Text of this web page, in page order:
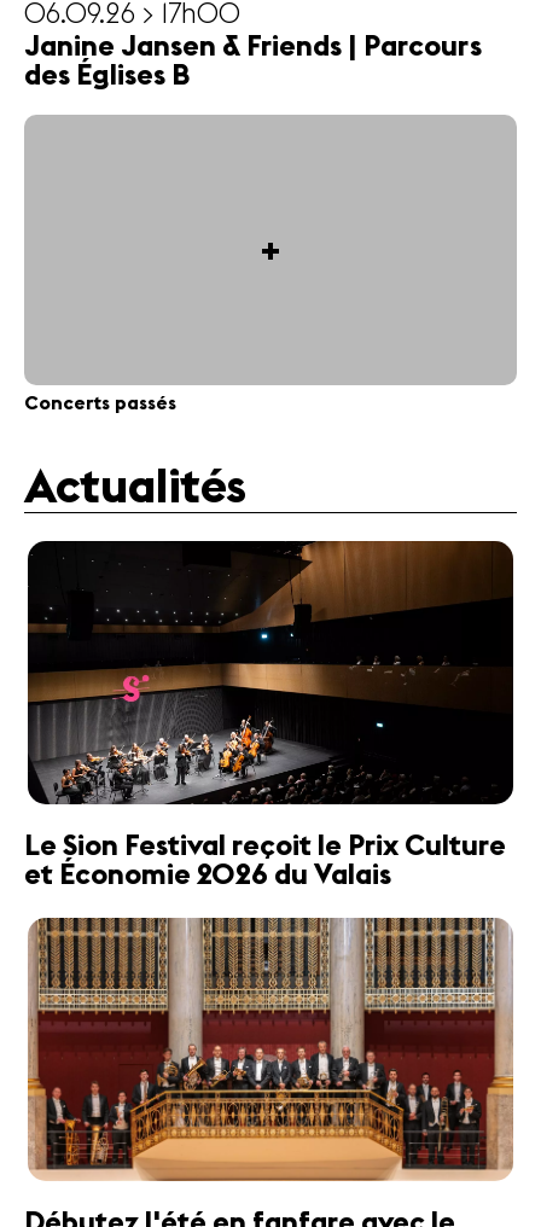
06.09.26 > 17h00
Janine Jansen & Friends | Parcours
des Églises B
+
Concerts passés
Actualités
Le Sion Festival reçoit le Prix Culture
et Économie 2026 du Valais